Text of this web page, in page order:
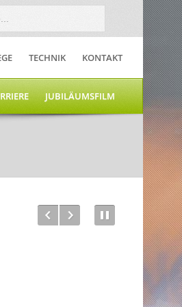
TECHNIK KONTAKT
JUBILÄUMSFILM